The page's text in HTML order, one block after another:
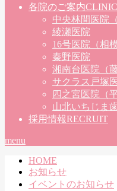
各院のご案内CLINIC
中央林間医院
綾瀬医院
16号医院（相
秦野医院
湘南台医院（藤
サクラス戸塚
四之宮医院（
山北いちじま
採用情報RECRUIT
menu
HOME
お知らせ
イベントのお知らせ